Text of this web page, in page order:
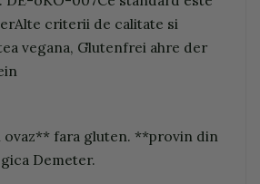
criterii de calitate si
vegana, Glutenfrei ahre der
fara gluten. **provin din
Demeter.